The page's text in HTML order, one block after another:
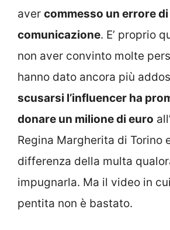
aver commesso un errore di
comunicazione. E’ proprio
non aver convinto molte
hanno dato ancora più
scusarsi l’influencer ha
donare un milione di euro
Regina Margherita di Torino
differenza della multa
impugnarla. Ma il video in
pentita non è bastato.